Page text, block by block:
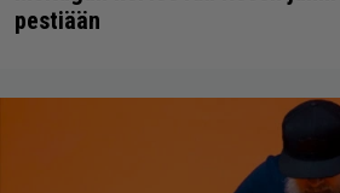
pestiään